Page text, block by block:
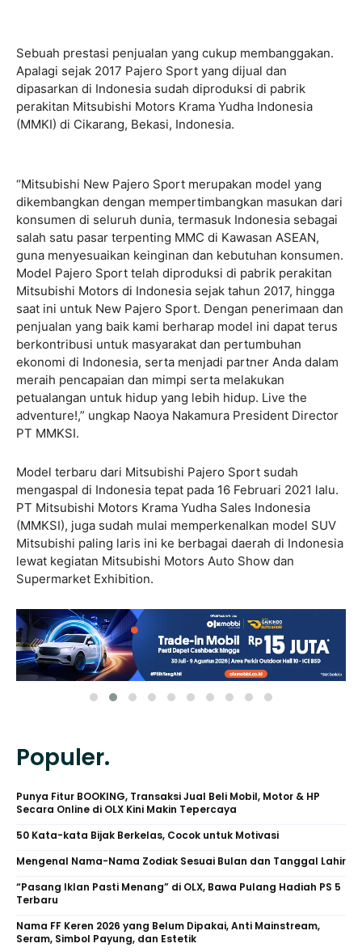
Sebuah prestasi penjualan yang cukup membanggakan.
Apalagi sejak 2017 Pajero Sport yang dijual dan
dipasarkan di Indonesia sudah diproduksi di pabrik
perakitan Mitsubishi Motors Krama Yudha Indonesia
(MMKI) di Cikarang, Bekasi, Indonesia.
“Mitsubishi New Pajero Sport merupakan model yang
dikembangkan dengan mempertimbangkan masukan dari
konsumen di seluruh dunia, termasuk Indonesia sebagai
salah satu pasar terpenting MMC di Kawasan ASEAN,
guna menyesuaikan keinginan dan kebutuhan konsumen.
Model Pajero Sport telah diproduksi di pabrik perakitan
Mitsubishi Motors di Indonesia sejak tahun 2017, hingga
saat ini untuk New Pajero Sport. Dengan penerimaan dan
penjualan yang baik kami berharap model ini dapat terus
berkontribusi untuk masyarakat dan pertumbuhan
ekonomi di Indonesia, serta menjadi partner Anda dalam
meraih pencapaian dan mimpi serta melakukan
petualangan untuk hidup yang lebih hidup. Live the
adventure!,” ungkap Naoya Nakamura President Director
PT MMKSI.
Model terbaru dari Mitsubishi Pajero Sport sudah
mengaspal di Indonesia tepat pada 16 Februari 2021 lalu.
PT Mitsubishi Motors Krama Yudha Sales Indonesia
(MMKSI), juga sudah mulai memperkenalkan model SUV
Mitsubishi paling laris ini ke berbagai daerah di Indonesia
lewat kegiatan Mitsubishi Motors Auto Show dan
Supermarket Exhibition.
Populer.
Punya Fitur BOOKING, Transaksi Jual Beli Mobil, Motor & HP
Secara Online di OLX Kini Makin Tepercaya
50 Kata-kata Bijak Berkelas, Cocok untuk Motivasi
Mengenal Nama-Nama Zodiak Sesuai Bulan dan Tanggal Lahir
“Pasang Iklan Pasti Menang” di OLX, Bawa Pulang Hadiah PS 5
Terbaru
Nama FF Keren 2026 yang Belum Dipakai, Anti Mainstream,
Seram, Simbol Payung, dan Estetik